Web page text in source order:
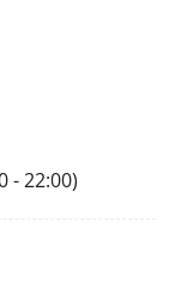
- 22:00)